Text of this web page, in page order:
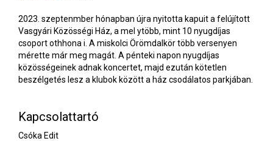
2023. szeptenmber hónapban újra nyitotta kapuit a felújított
Vasgyári Közösségi Ház, a mel ytöbb, mint 10 nyugdíjas
csoport othhona i. A miskolci Örömdalkör több versenyen
mérette már meg magát. A pénteki napon nyugdíjas
közösségeinek adnak koncertet, majd ezután kötetlen
beszélgetés lesz a klubok között a ház csodálatos parkjában.
Kapcsolattartó
Csóka Edit